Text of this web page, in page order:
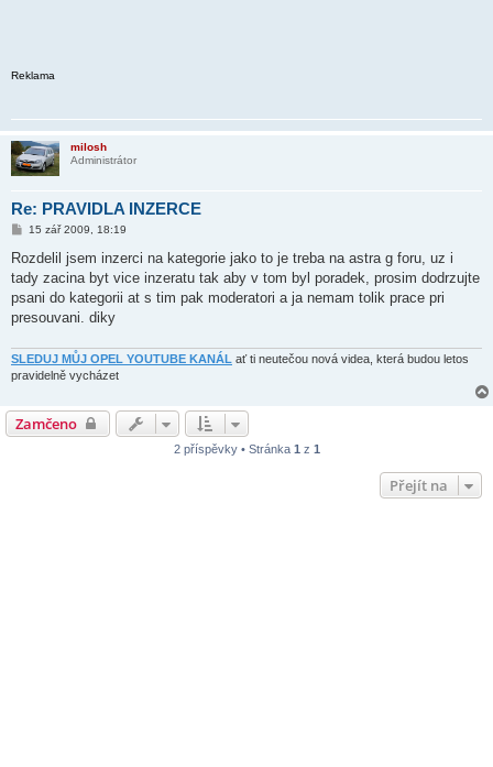
Reklama
milosh
Administrátor
Re: PRAVIDLA INZERCE
P
í
p
ě
e
15 zář 2009, 18:19
Rozdelil jsem inzerci na kategorie jako to je treba na astra g foru, uz i
tady zacina byt vice inzeratu tak aby v tom byl poradek, prosim dodrzujte
psani do kategorii at s tim pak moderatori a ja nemam tolik prace pri
presouvani. diky
SLEDUJ MŮJ OPEL YOUTUBE KANÁL ať ti neutečou nová videa, která budou letos
pravidelně vycházet
Zamčeno
2 příspěvky • Stránka 1 z 1
Přejít na